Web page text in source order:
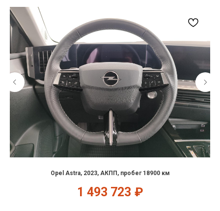
Opel Astra, 2023, АКПП, пробег 18900 км
1 493 723 ₽